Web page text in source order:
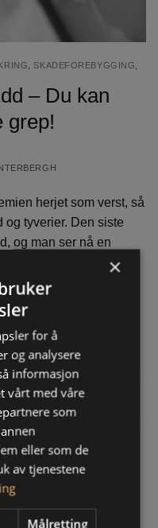
SKADEFOREBYGGING
– Du kan
grep!
herjet som verst, så
og tyverier. Den siste
og man ser nå en
om tyverier og
Pandemien
på samfunnet […]
,Skadeforebygging
villa, Skadeforbygging
×
for å
og analysere
informasjon
vårt med våre
som
eller som de
av tjenestene
Målretting